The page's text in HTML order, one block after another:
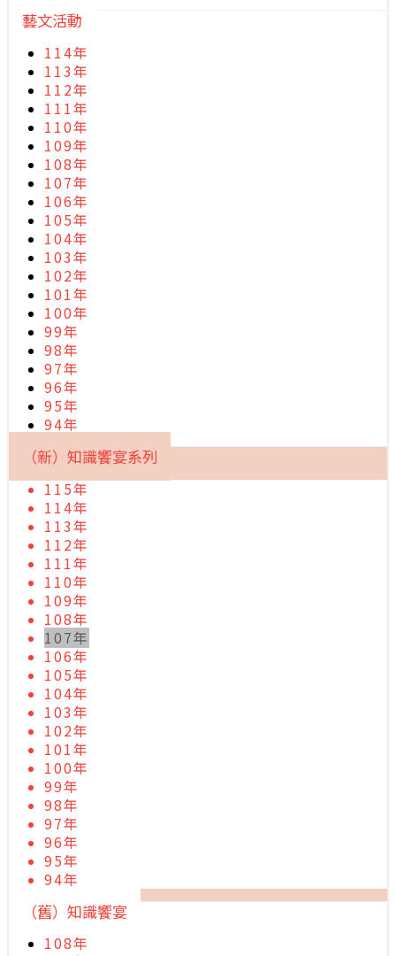
藝文活動
114年
113年
112年
111年
110年
109年
108年
107年
106年
105年
104年
103年
102年
101年
100年
99年
98年
97年
96年
95年
94年
（新）知識饗宴系列
115年
114年
113年
112年
111年
110年
109年
108年
107年
106年
105年
104年
103年
102年
101年
100年
99年
98年
97年
96年
95年
94年
（舊）知識饗宴
108年